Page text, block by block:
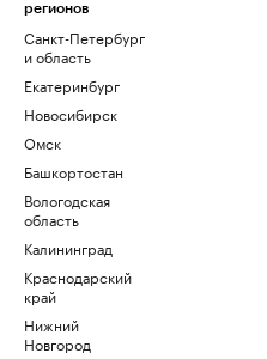
регионов
Санкт-Петербург
и область
Екатеринбург
Новосибирск
Омск
Башкортостан
Вологодская
область
Калининград
Краснодарский
край
Нижний
Новгород